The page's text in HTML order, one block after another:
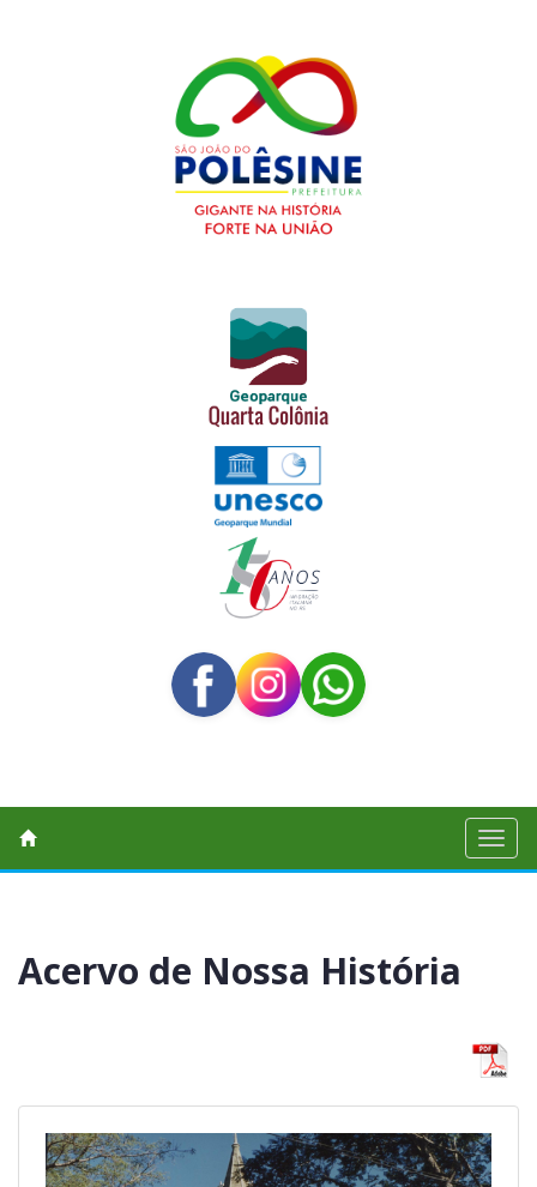
Toggle
Acervo de Nossa História